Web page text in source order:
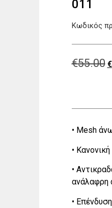
011
€55.00 €
• Mesh
•
•
ανάλαφρη
•
Κωδικός